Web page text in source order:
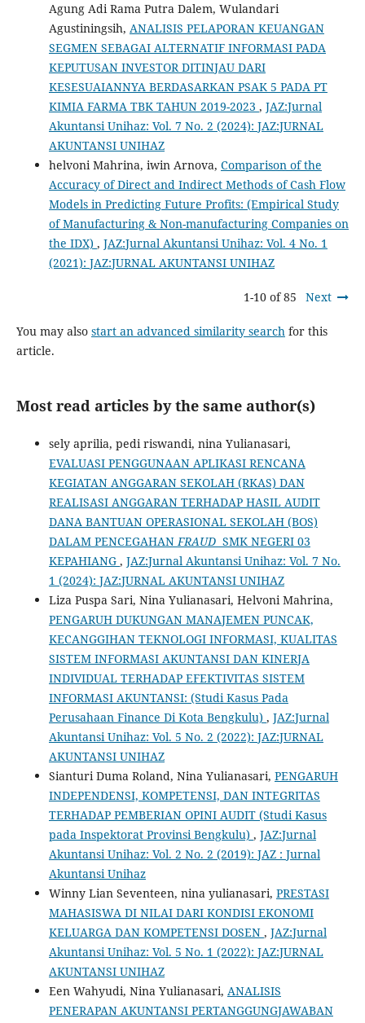
Agung Adi Rama Putra Dalem, Wulandari
Agustiningsih, ANALISIS PELAPORAN KEUANGAN
SEGMEN SEBAGAI ALTERNATIF INFORMASI PADA
KEPUTUSAN INVESTOR DITINJAU DARI
KESESUAIANNYA BERDASARKAN PSAK 5 PADA PT
KIMIA FARMA TBK TAHUN 2019-2023 , JAZ:Jurnal
Akuntansi Unihaz: Vol. 7 No. 2 (2024): JAZ:JURNAL
AKUNTANSI UNIHAZ
helvoni Mahrina, iwin Arnova, Comparison of the
Accuracy of Direct and Indirect Methods of Cash Flow
Models in Predicting Future Profits: (Empirical Study
of Manufacturing & Non-manufacturing Companies on
the IDX) , JAZ:Jurnal Akuntansi Unihaz: Vol. 4 No. 1
(2021): JAZ:JURNAL AKUNTANSI UNIHAZ
1-10 of 85 Next
You may also start an advanced similarity searchfor this
article.
Most read articles by the same author(s)
sely aprilia, pedi riswandi, nina Yulianasari,
EVALUASI PENGGUNAAN APLIKASI RENCANA
KEGIATAN ANGGARAN SEKOLAH (RKAS) DAN
REALISASI ANGGARAN TERHADAP HASIL AUDIT
DANA BANTUAN OPERASIONAL SEKOLAH (BOS)
DALAM PENCEGAHANFRAUD SMK NEGERI 03
KEPAHIANG , JAZ:Jurnal Akuntansi Unihaz: Vol. 7 No.
1 (2024): JAZ:JURNAL AKUNTANSI UNIHAZ
Liza Puspa Sari, Nina Yulianasari, Helvoni Mahrina,
PENGARUH DUKUNGAN MANAJEMEN PUNCAK,
KECANGGIHAN TEKNOLOGI INFORMASI, KUALITAS
SISTEM INFORMASI AKUNTANSI DAN KINERJA
INDIVIDUAL TERHADAP EFEKTIVITAS SISTEM
INFORMASI AKUNTANSI: (Studi Kasus Pada
Perusahaan Finance Di Kota Bengkulu) , JAZ:Jurnal
Akuntansi Unihaz: Vol. 5 No. 2 (2022): JAZ:JURNAL
AKUNTANSI UNIHAZ
Sianturi Duma Roland, Nina Yulianasari, PENGARUH
INDEPENDENSI, KOMPETENSI, DAN INTEGRITAS
TERHADAP PEMBERIAN OPINI AUDIT (Studi Kasus
pada Inspektorat Provinsi Bengkulu) , JAZ:Jurnal
Akuntansi Unihaz: Vol. 2 No. 2 (2019): JAZ : Jurnal
Akuntansi Unihaz
Winny Lian Seventeen, nina yulianasari, PRESTASI
MAHASISWA DI NILAI DARI KONDISI EKONOMI
KELUARGA DAN KOMPETENSI DOSEN , JAZ:Jurnal
Akuntansi Unihaz: Vol. 5 No. 1 (2022): JAZ:JURNAL
AKUNTANSI UNIHAZ
Een Wahyudi, Nina Yulianasari, ANALISIS
PENERAPAN AKUNTANSI PERTANGGUNGJAWABAN